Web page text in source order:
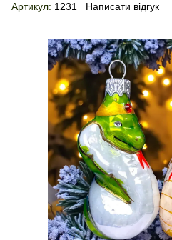
Артикул: 1231 Написати відгук